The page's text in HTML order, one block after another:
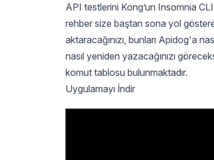
API testlerini Kong’un Insomnia
rehber size baştan sona yol
aktaracağınızı, bunları Apidog'a
nasıl yeniden yazacağınızı
komut tablosu bulunmaktadır.
Uygulamayı İndir